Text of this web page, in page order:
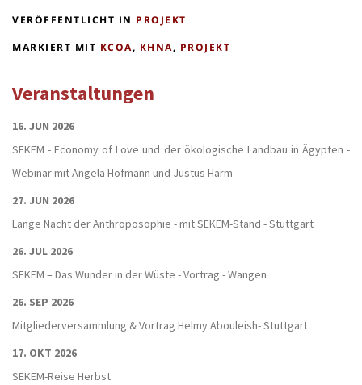
VERÖFFENTLICHT IN PROJEKT
MARKIERT MIT KCOA, KHNA, PROJEKT
Veranstaltungen
16. JUN 2026
SEKEM - Economy of Love und der ökologische Landbau in Ägypten -
Webinar mit Angela Hofmann und Justus Harm
27. JUN 2026
Lange Nacht der Anthroposophie - mit SEKEM-Stand - Stuttgart
26. JUL 2026
SEKEM – Das Wunder in der Wüste - Vortrag - Wangen
26. SEP 2026
Mitgliederversammlung & Vortrag Helmy Abouleish- Stuttgart
17. OKT 2026
SEKEM-Reise Herbst